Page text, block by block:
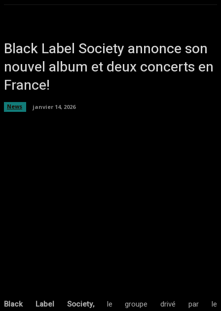
Black Label Society annonce son
nouvel album et deux concerts en
France!
News janvier 14, 2026
Black Label Society,le groupe drivé par le